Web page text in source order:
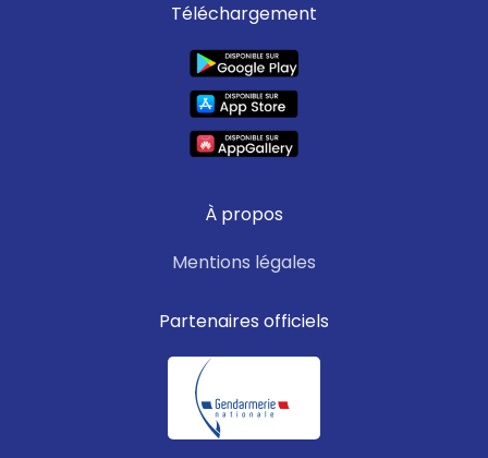
Téléchargement
À propos
Mentions légales
Partenaires officiels